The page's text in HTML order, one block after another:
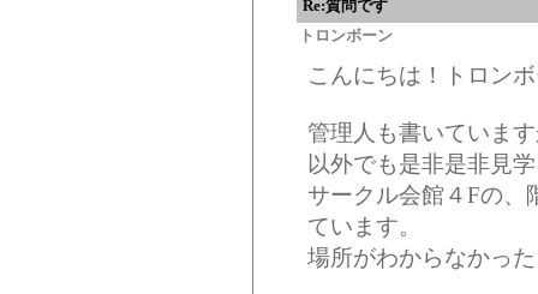
Re:質問です
トロンボーン
こんにちは！トロン
管理人も書いていま
以外でも是非是非見
サークル会館４Fの、
ています。
場所がわからなかっ